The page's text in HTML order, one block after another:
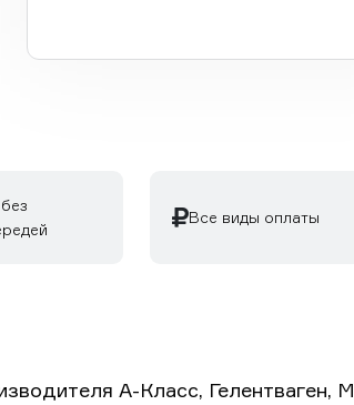
Все виды оплаты
А-Класс, Гелентваген,